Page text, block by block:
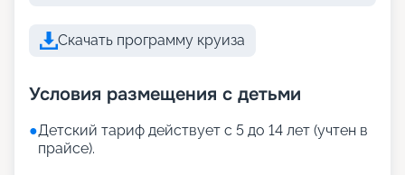
Скачать программу круиза
Условия размещения с детьми
●Детский тариф действует с 5 до 14 лет (учтен в
прайсе).